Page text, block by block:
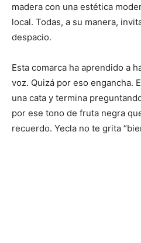
madera con una estética
local. Todas, a su manera,
despacio.
Esta comarca ha aprendido a
voz. Quizá por eso engancha.
una cata y termina
por ese tono de fruta negra
recuerdo. Yecla no te grita